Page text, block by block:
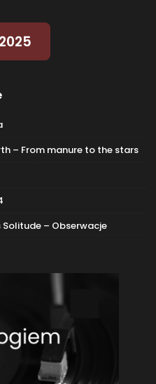
– From manure to the stars
Solitude – Obserwacje